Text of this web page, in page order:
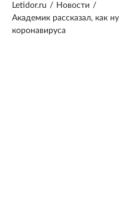
Letidor.ru / Новости /
Академик рассказал, как
коронавируса